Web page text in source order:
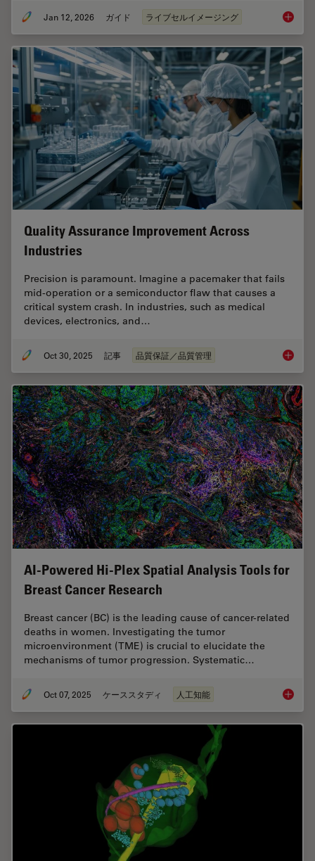
Jan 12, 2026 ガイド ライブセルイメージング Guide
Quality Assurance Improvement Across
Industries
Precision is paramount. Imagine a pacemaker that fails
mid-operation or a semiconductor flaw that causes a
critical system crash. In industries, such as medical
devices, electronics, and…
Oct 30, 2025 記事 品質保証／品質管理 Quality
AI-Powered Hi-Plex Spatial Analysis Tools for
Breast Cancer Research
Breast cancer (BC) is the leading cause of cancer-related
deaths in women. Investigating the tumor
microenvironment (TME) is crucial to elucidate the
mechanisms of tumor progression. Systematic…
Oct 07, 2025 ケーススタディ 人工知能 AI-